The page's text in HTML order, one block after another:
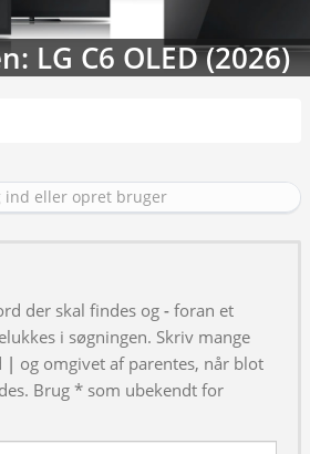
LG C6 OLED (2026)
ind eller opret bruger
der skal findes og - foran et
i søgningen. Skriv mange
| og omgivet af parentes, når blot
Brug * som ubekendt for